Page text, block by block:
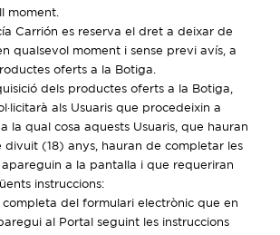
moment.
Carrión es reserva el dret a deixar de
qualsevol moment i sense previ avís, a
oferts a la Botiga.
dels productes oferts a la Botiga,
als Usuaris que procedeixin a
la qual cosa aquests Usuaris, que hauran
divuit (18) anys, hauran de completar les
apareguin a la pantalla i que requeriran
instruccions:
completa del formulari electrònic que en
al Portal seguint les instruccions